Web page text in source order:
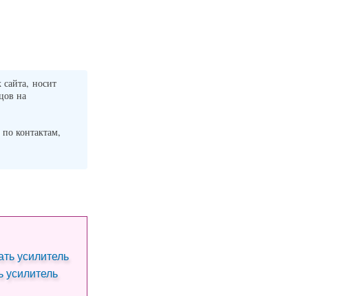
носит
на
контактам,
усилитель